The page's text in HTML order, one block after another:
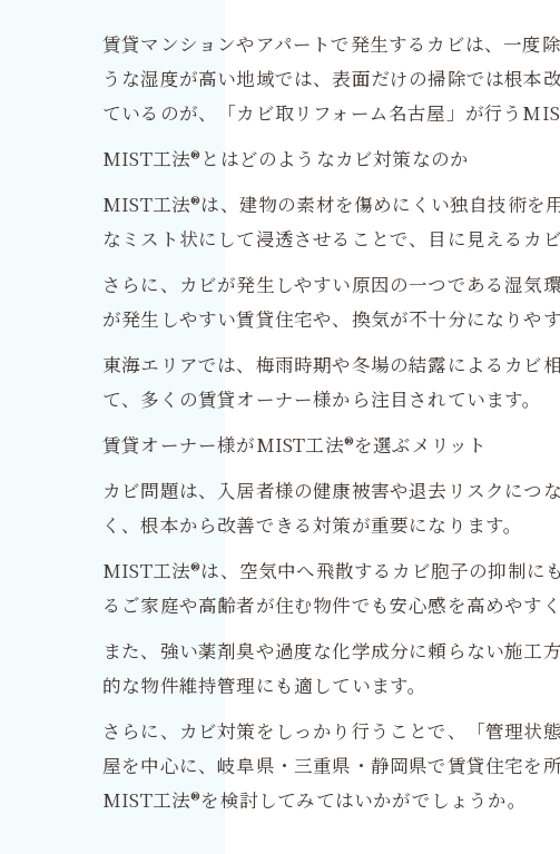
賃貸マンションやアパートで発生するカビは、一度
うな湿度が高い地域では、表面だけの掃除では根本
ているのが、「カビ取リフォーム名古屋」が行う
MIST工法®とはどのようなカビ対策なのか
MIST工法®は、建物の素材を傷めにくい独自技術を
なミスト状にして浸透させることで、目に見えるカ
さらに、カビが発生しやすい原因の一つである湿気
が発生しやすい賃貸住宅や、換気が不十分になりや
東海エリアでは、梅雨時期や冬場の結露によるカビ
て、多くの賃貸オーナー様から注目されています。
賃貸オーナー様がMIST工法®を選ぶメリット
カビ問題は、入居者様の健康被害や退去リスクにつ
く、根本から改善できる対策が重要になります。
MIST工法®は、空気中へ飛散するカビ胞子の抑制に
るご家庭や高齢者が住む物件でも安心感を高めやす
また、強い薬剤臭や過度な化学成分に頼らない施工
的な物件維持管理にも適しています。
さらに、カビ対策をしっかり行うことで、「管理状
屋を中心に、岐阜県・三重県・静岡県で賃貸住宅を
MIST工法®を検討してみてはいかがでしょうか。